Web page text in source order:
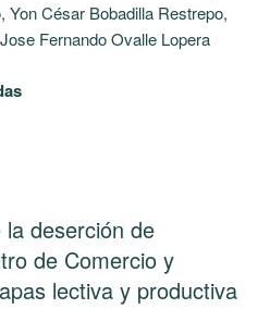
Yon César Bobadilla Restrepo,
Fernando Ovalle Lopera
deserción de
de Comercio y
lectiva y productiva